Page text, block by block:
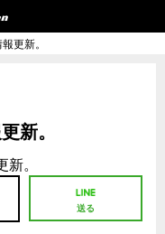
更新。
新。
新。
送る